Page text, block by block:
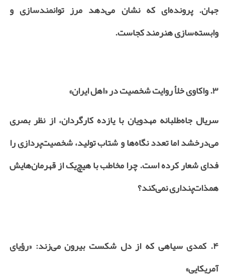
جهان. پرونده‌ای که نشان می‌دهد مرز توانمندسازی و
وابسته‌سازی هنرمند کجاست.
۳. واکاوی خلأ روایت شخصیت در «اهل ایران»
سریال جاه‌طلبانه مهدویان با یازده کارگردان، از نظر بصری
می‌درخشد اما تعدد نگاه‌ها و شتاب تولید، شخصیت‌پردازی را
فدای شعار کرده است. چرا مخاطب با هیچ‌یک از قهرمان‌هایش
همذات‌پنداری نمی‌کند؟
۴. کمدی سیاهی که از دل شکست بیرون می‌زند: «رؤیای
آمریکایی»